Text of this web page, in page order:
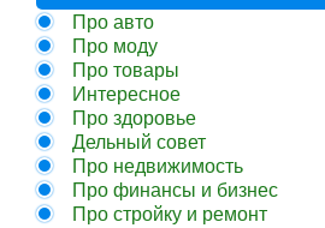
Про авто
Про моду
Про товары
Интересное
Про здоровье
Дельный совет
Про недвижимость
Про финансы и бизнес
Про стройку и ремонт